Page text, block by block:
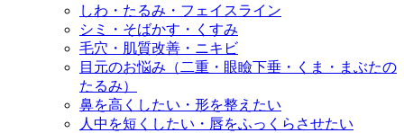
しわ・たるみ・フェイスライン
シミ・そばかす・くすみ
毛穴・肌質改善・ニキビ
目元のお悩み（二重・眼瞼下垂・くま・まぶたの
たるみ）
鼻を高くしたい・形を整えたい
人中を短くしたい・唇をふっくらさせたい